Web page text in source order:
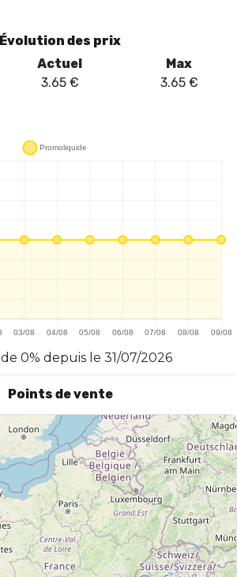
Évolution des prix
Actuel
3.65€
Max
3.65€
de 0% depuis le 31/07/2026
Points de vente